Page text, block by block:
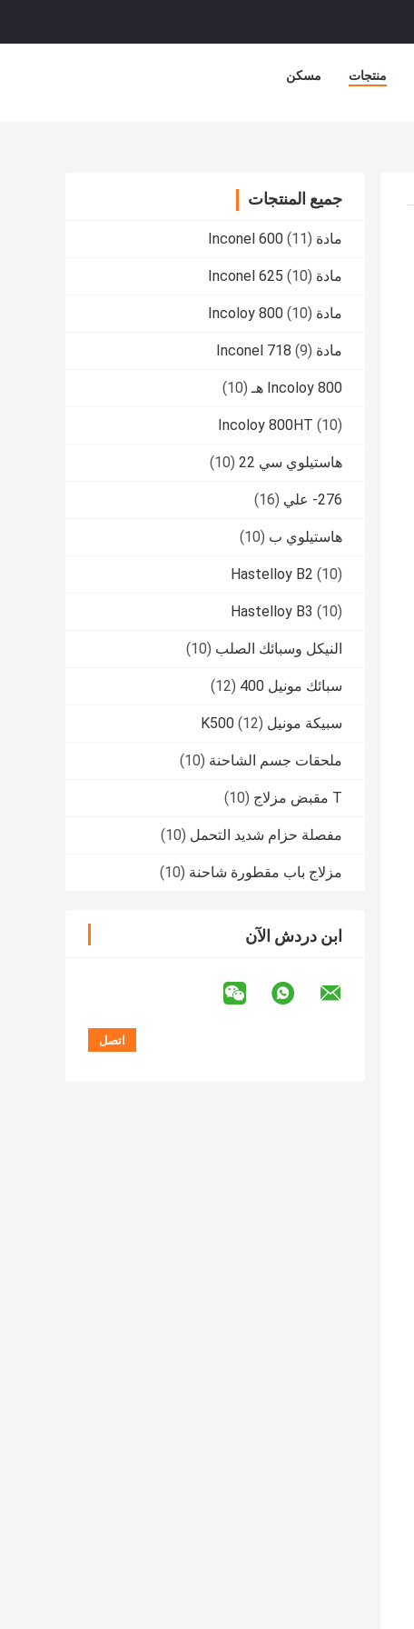
مسكن منتجات
جميع المنتجات
مادة Inconel 600 (11)
مادة Inconel 625 (10)
مادة Incoloy 800 (10)
مادة Inconel 718 (9)
Incoloy 800 هـ (10)
Incoloy 800HT (10)
هاستيلوي سي 22 (10)
276- علي (16)
هاستيلوي ب (10)
Hastelloy B2 (10)
Hastelloy B3 (10)
النيكل وسبائك الصلب (10)
سبائك مونيل 400 (12)
سبيكة مونيل K500 (12)
ملحقات جسم الشاحنة (10)
T مقبض مزلاج (10)
مفصلة حزام شديد التحمل (10)
مزلاج باب مقطورة شاحنة (10)
ابن دردش الآن